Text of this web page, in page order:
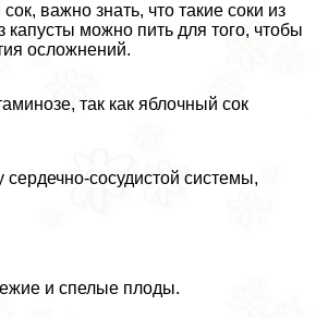
важно знать, что такие соки из
можно пить для того, чтобы
осложнений.
так как яблочный сок
сосудистой системы,
и спелые плоды.